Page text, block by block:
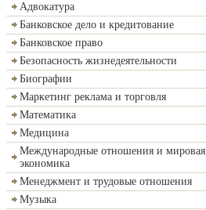
Адвокатура
Банковское дело и кредитование
Банковское право
Безопасность жизнедеятельности
Биографии
Маркетинг реклама и торговля
Математика
Медицина
Международные отношения и мировая
экономика
Менеджмент и трудовые отношения
Музыка